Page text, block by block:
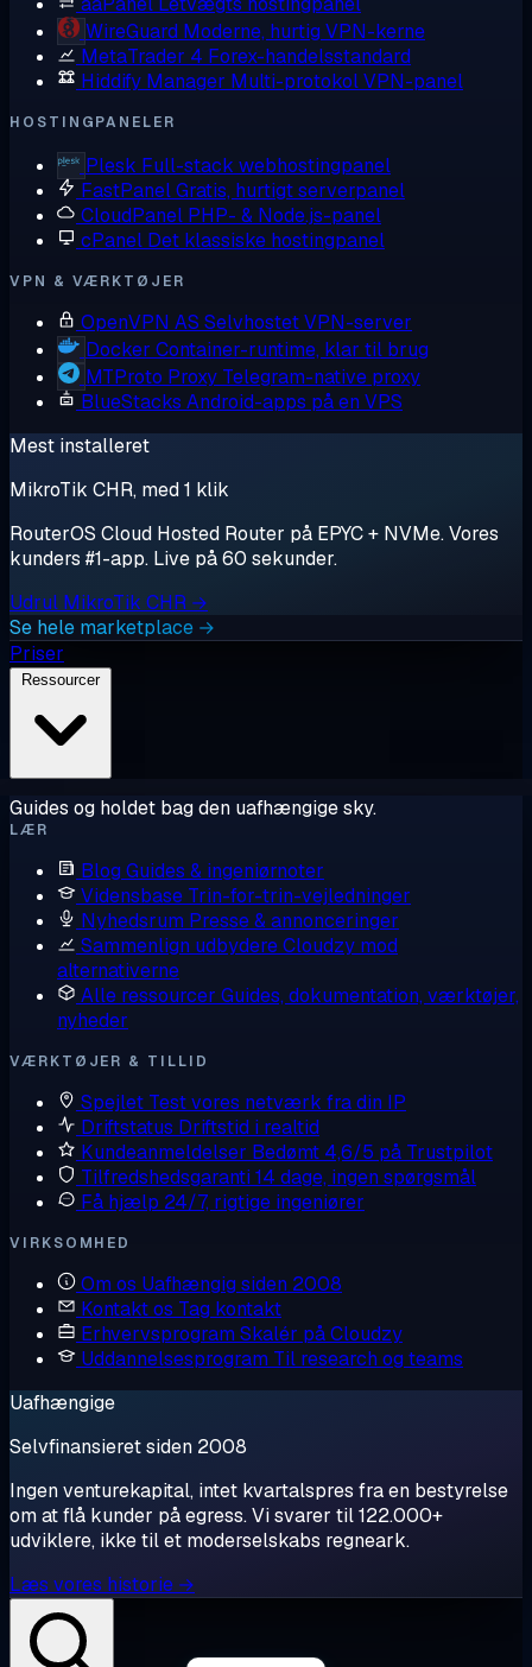
WireGuard Moderne, hurtig VPN-kerne
MetaTrader 4 Forex-handelsstandard
Hiddify Manager Multi-protokol VPN-panel
HOSTINGPANELER
Plesk Full-stack webhostingpanel
FastPanelGratis, hurtigt serverpanel
CloudPanel PHP- & Node.js-panel
cPanel Det klassiske hostingpanel
VPN & VÆRKTØJER
OpenVPN AS Selvhostet VPN-server
Docker Container-runtime, klar til brug
MTProto Proxy Telegram-native proxy
BlueStacks Android-apps på en VPS
Mest installeret
MikroTik CHR, med 1 klik
RouterOS Cloud Hosted Router på EPYC + NVMe. Vores
kunders #1-app. Live på 60 sekunder.
Udrul MikroTik CHR →
Se hele marketplace →
Priser
Ressourcer
Guides og holdet bag den uafhængige sky.
LÆR
Blog Guides & ingeniørnoter
Vidensbase Trin-for-trin-vejledninger
Nyhedsrum Presse & annonceringer
Sammenlign udbydereCloudzy mod
alternativerne
Alle ressourcer Guides, dokumentation, værktøjer,
nyheder
VÆRKTØJER & TILLID
Spejlet Test vores netværk fra din IP
Driftstatus Driftstid i realtid
Kundeanmeldelser Bedømt 4,6/5 på Trustpilot
Tilfredshedsgaranti 14 dage, ingen spørgsmål
Få hjælp 24/7, rigtige ingeniører
VIRKSOMHED
Om os Uafhængig siden 2008
Kontakt os Tag kontakt
Erhvervsprogram Skalér på Cloudzy
Uddannelsesprogram Til research og teams
Uafhængige
Selvfinansieret siden 2008
Ingen venturekapital, intet kvartalspres fra en bestyrelse
om at flå kunder på egress. Vi svarer til 122.000+
udviklere, ikke til et moderselskabs regneark.
Læs vores historie →